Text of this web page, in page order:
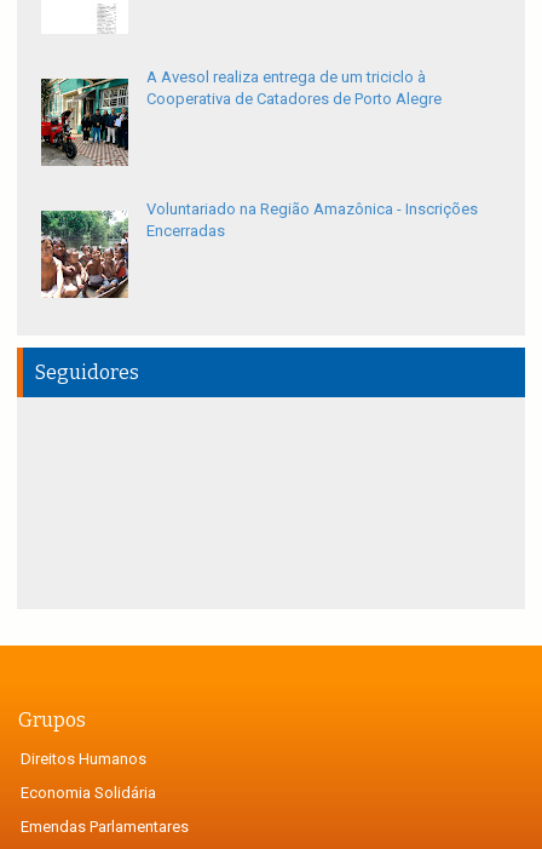
A Avesol realiza entrega de um triciclo à
Cooperativa de Catadores de Porto Alegre
Voluntariado na Região Amazônica - Inscrições
Encerradas
Seguidores
Grupos
Direitos Humanos
Economia Solidária
Emendas Parlamentares